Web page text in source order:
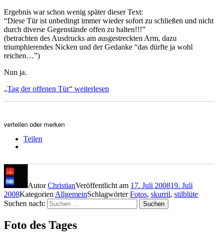
Ergebnis war schon wenig später dieser Text:
“Diese Tür ist unbedingt immer wieder sofort zu schließen und nicht
durch diverse Gegenstände offen zu halten!!!”
(betrachten des Ausdrucks am ausgestreckten Arm, dazu
triumphierendes Nicken und der Gedanke “das dürfte ja wohl
reichen…”)
Nun ja.
„Tag der offenen Tür“ weiterlesen
verteilen oder merken
Teilen
AutorChristianVeröffentlicht am 17. Juli 200819. Juli
2008Kategorien AllgemeinSchlagwörterFotos, skurril, stilblüte
Suchen nach:
Suchen
Foto des Tages